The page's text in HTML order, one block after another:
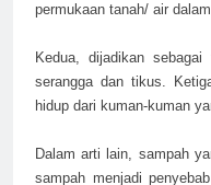
permukaan tanah/ air
Kedua, dijadikan
serangga dan tikus.
hidup dari kuman-kuman
Dalam arti lain, sampah
sampah menjadi